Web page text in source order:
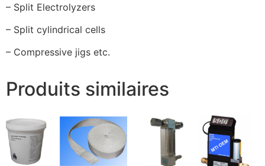
– Split Electrolyzers
– Split cylindrical cells
– Compressive jigs etc.
Produits similaires